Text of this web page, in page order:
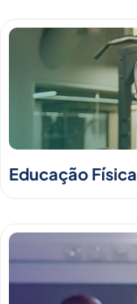
Educação Física